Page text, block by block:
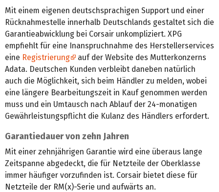
Mit einem eigenen deutschsprachigen Support und einer
Rücknahmestelle innerhalb Deutschlands gestaltet sich die
Garantieabwicklung bei Corsair unkompliziert. XPG
empfiehlt für eine Inanspruchnahme des Herstellerservices
eine Registrierung
auf der Website des Mutterkonzerns
Adata. Deutschen Kunden verbleibt daneben natürlich
auch die Möglichkeit, sich beim Händler zu melden, wobei
eine längere Bearbeitungszeit in Kauf genommen werden
muss und ein Umtausch nach Ablauf der 24-monatigen
Gewährleistungspflicht die Kulanz des Händlers erfordert.
Garantiedauer von zehn Jahren
Mit einer zehnjährigen Garantie wird eine überaus lange
Zeitspanne abgedeckt, die für Netzteile der Oberklasse
immer häufiger vorzufinden ist. Corsair bietet diese für
Netzteile der RM(x)-Serie und aufwärts an.